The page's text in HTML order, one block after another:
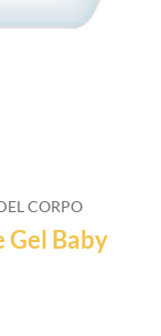
CORPO
Gel Baby